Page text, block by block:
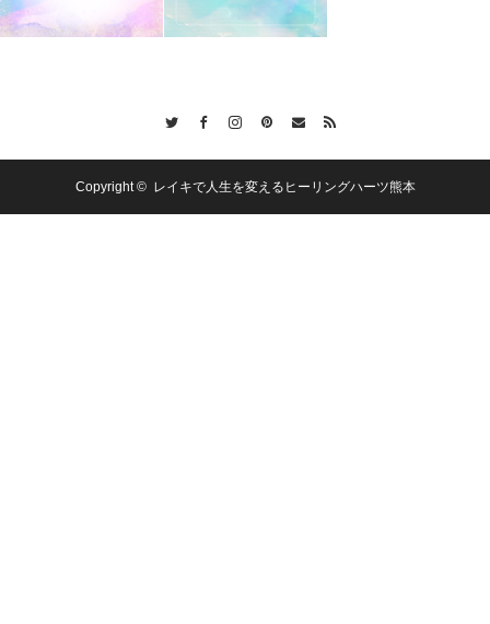
Copyright © レイキで人生を変えるヒーリングハーツ熊本